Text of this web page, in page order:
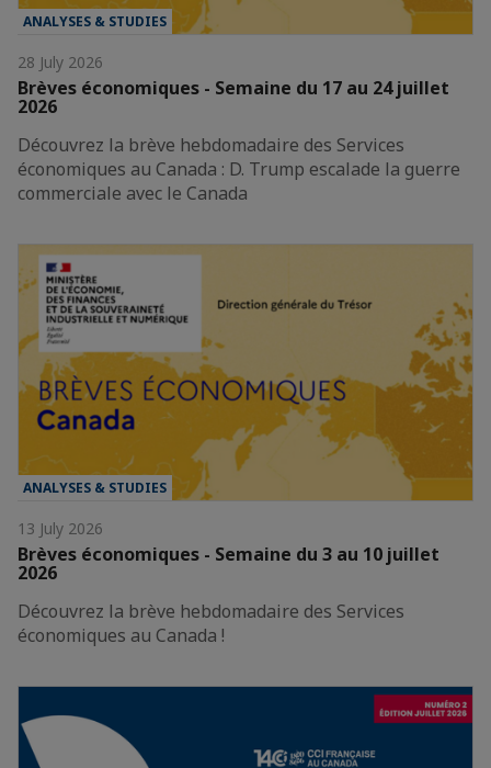
ANALYSES & STUDIES
28 July 2026
Brèves économiques - Semaine du 17 au 24 juillet
2026
Découvrez la brève hebdomadaire des Services
économiques au Canada : D. Trump escalade la guerre
commerciale avec le Canada
ANALYSES & STUDIES
13 July 2026
Brèves économiques - Semaine du 3 au 10 juillet
2026
Découvrez la brève hebdomadaire des Services
économiques au Canada !